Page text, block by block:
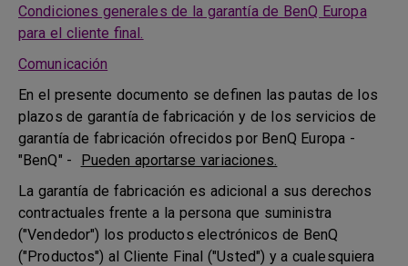
Condiciones generales de la garantía de BenQ Europa
para el cliente final.
Comunicación
En el presente documento se definen las pautas de los
plazos de garantía de fabricación y de los servicios de
garantía de fabricación ofrecidos por BenQ Europa -
"BenQ" - Pueden aportarse variaciones.
La garantía de fabricación es adicional a sus derechos
contractuales frente a la persona que suministra
("Vendedor") los productos electrónicos de BenQ
("Productos") al Cliente Final ("Usted") y a cualesquiera